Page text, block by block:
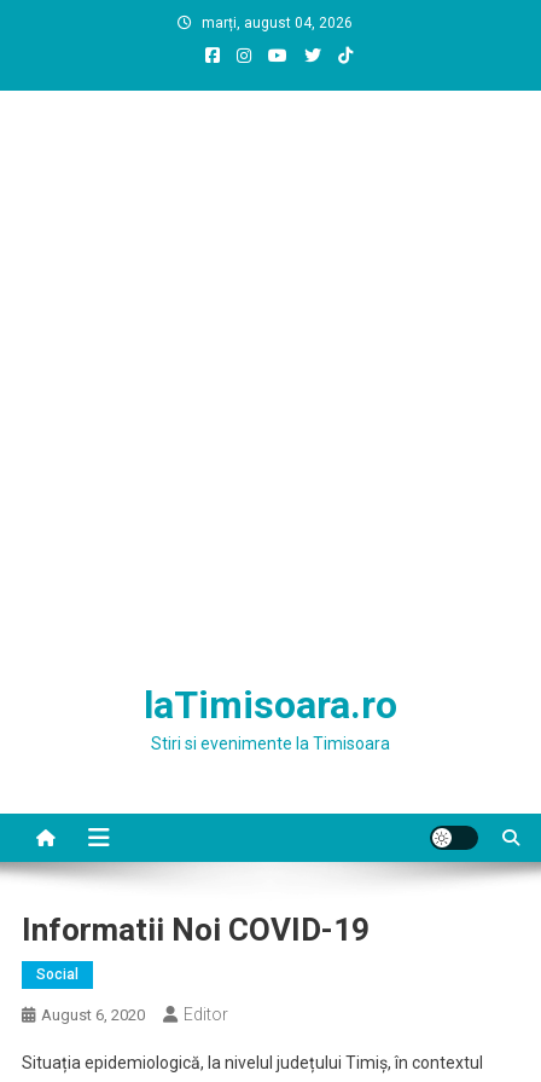
marți, august 04, 2026
laTimisoara.ro
Stiri si evenimente la Timisoara
Informatii Noi COVID-19
Social
August 6, 2020 Editor
Situația epidemiologică, la nivelul județului Timiș, în contextul